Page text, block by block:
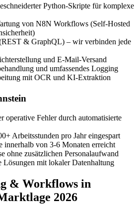
Python-Skripte für komplexe
von N8N Workflows (Self-Hosted
& GraphQL) – wir verbinden jede
und E-Mail-Versand
und umfassendes Logging
mit OCR und KI-Extraktion
operative Fehler durch automatisierte
Arbeitsstunden pro Jahr eingespart
innerhalb von 3-6 Monaten erreicht
ohne zusätzlichen Personalaufwand
mit lokaler Datenhaltung
& Workflows in
2026